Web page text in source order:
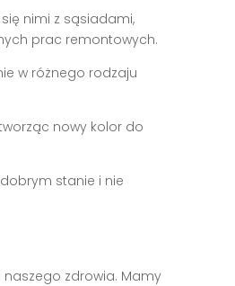
nimi z sąsiadami,
prac remontowych.
w różnego rodzaju
nowy kolor do
stanie i nie
zdrowia. Mamy